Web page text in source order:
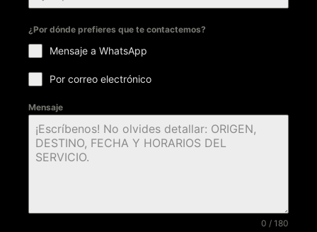
¿Por dónde prefieres que te contactemos?
Mensaje a WhatsApp
Por correo electrónico
Mensaje
0 / 180